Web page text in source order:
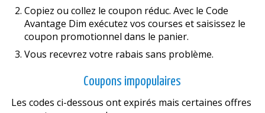
Copiez ou collez le coupon réduc. Avec le Code
Avantage Dim exécutez vos courses et saisissez le
coupon promotionnel dans le panier.
Vous recevrez votre rabais sans problème.
Coupons impopulaires
Les codes ci-dessous ont expirés mais certaines offres